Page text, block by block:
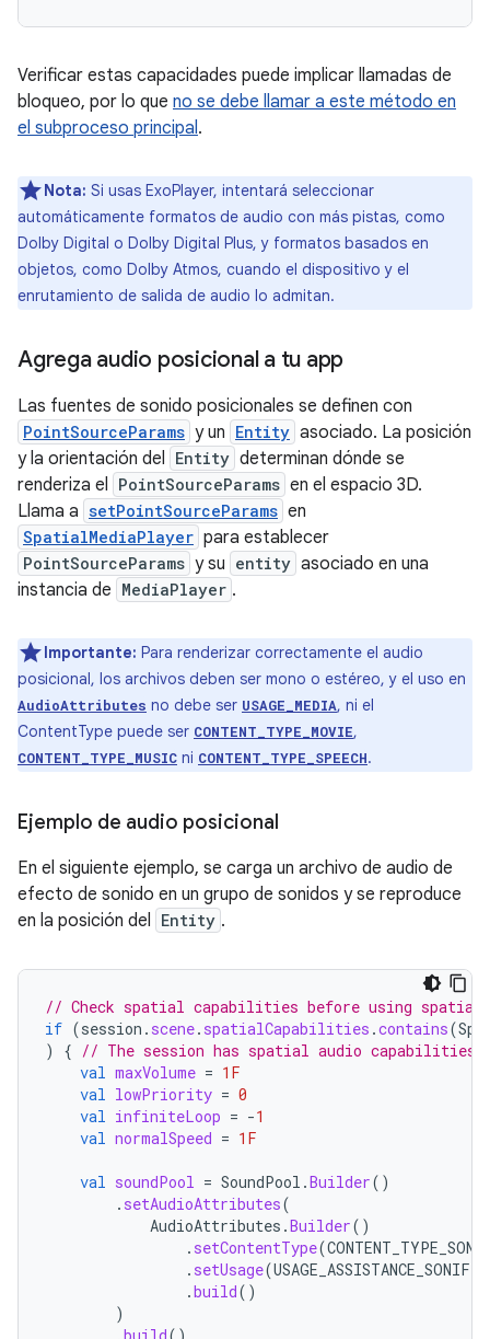
Verificar estas capacidades puede implicar llamadas de
bloqueo, por lo que no se debe llamar a este método en
el subproceso principal.
Nota: Si usas ExoPlayer, intentará seleccionar
automáticamente formatos de audio con más pistas, como
Dolby Digital o Dolby Digital Plus, y formatos basados en
objetos, como Dolby Atmos, cuando el dispositivo y el
enrutamiento de salida de audio lo admitan.
Agrega audio posicional a tu app
Las fuentes de sonido posicionales se definen con
PointSourceParams y un Entity asociado. La posición
y la orientación del Entity determinan dónde se
renderiza el PointSourceParams en el espacio 3D.
Llama a setPointSourceParams en
SpatialMediaPlayer para establecer
PointSourceParams y su entity asociado en una
instancia de MediaPlayer .
Importante: Para renderizar correctamente el audio
posicional, los archivos deben ser mono o estéreo, y el uso en
AudioAttributes no debe ser USAGE_MEDIA, ni el
ContentType puede ser CONTENT_TYPE_MOVIE,
CONTENT_TYPE_MUSIC ni CONTENT_TYPE_SPEECH.
Ejemplo de audio posicional
En el siguiente ejemplo, se carga un archivo de audio de
efecto de sonido en un grupo de sonidos y se reproduce
en la posición del Entity .
// Check spatial capabilities before using spatial
if (session . scene. spatialCapabilities .contains(
)
{ // The session has spatial audio capabilities
val maxVolume = 1F
val lowPriority = 0
val infiniteLoop = -1
val normalSpeed = 1F
val soundPool = SoundPool .Builder()
. setAudioAttributes(
AudioAttributes .Builder()
. setContentType(
. setUsage(
.build()
)